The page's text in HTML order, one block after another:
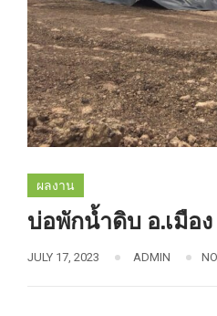
ผลงาน
บ่อพักน้ำดิบ อ.เมือ
JULY 17, 2023 ADMIN